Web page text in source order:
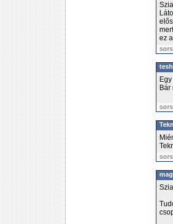
ez